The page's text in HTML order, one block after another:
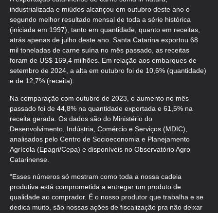
industrializada e miúdos alcançou em outubro deste ano o
segundo melhor resultado mensal de toda a série histórica
(iniciada em 1997), tanto em quantidade, quanto em receitas,
atrás apenas de julho deste ano. Santa Catarina exportou 68
mil toneladas de carne suína no mês passado, as receitas
foram de US$ 169,4 milhões. Em relação aos embarques de
setembro de 2024, a alta em outubro foi de 10,6% (quantidade)
e de 12,7% (receita).
Na comparação com outubro de 2023, o aumento no mês
passado foi de 44,8% na quantidade exportada e 61,5% na
receita gerada. Os dados são do Ministério do
Desenvolvimento, Indústria, Comércio e Serviços (MDIC),
analisados pelo Centro de Socioeconomia e Planejamento
Agrícola (Epagri/Cepa) e disponíveis no Observatório Agro
Catarinense.
“Esses números só mostram como toda a nossa cadeia
produtiva está comprometida a entregar um produto de
qualidade ao comprador. É o nosso produtor que trabalha e se
dedica muito, são nossas ações de fiscalização pra não deixar